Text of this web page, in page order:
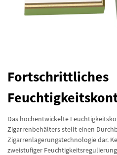
Fortschrittliches
Das hochentwickelte
Zigarrenbehälters stellt einen
Zigarrenlagerungstechnologie dar.
zweistufiger